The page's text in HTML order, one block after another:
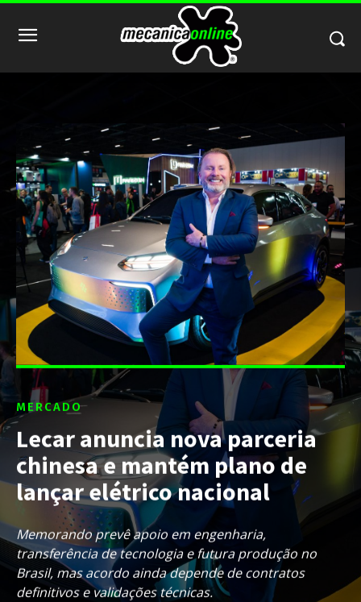
MERCADO
Lecar anuncia nova parceria
chinesa e mantém plano de
lançar elétrico nacional
Memorando prevê apoio em engenharia,
transferência de tecnologia e futura produção no
Brasil, mas acordo ainda depende de contratos
definitivos e validações técnicas.